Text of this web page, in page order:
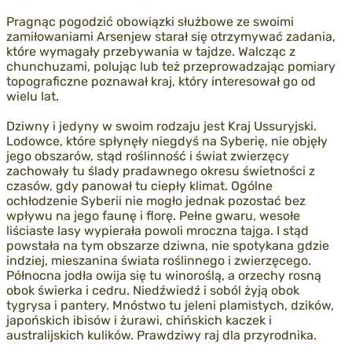
Pragnąc pogodzić obowiązki służbowe ze swoimi
zamiłowaniami Arsenjew starał się otrzymywać zadania,
które wymagały przebywania w tajdze. Walcząc z
chunchuzami, polując lub też przeprowadzając pomiary
topograficzne poznawał kraj, który interesował go od
wielu lat.
Dziwny i jedyny w swoim rodzaju jest Kraj Ussuryjski.
Lodowce, które spłynęły niegdyś na Syberię, nie objęły
jego obszarów, stąd roślinność i świat zwierzęcy
zachowały tu ślady pradawnego okresu świetności z
czasów, gdy panował tu ciepły klimat. Ogólne
ochłodzenie Syberii nie mogło jednak pozostać bez
wpływu na jego faunę i florę. Pełne gwaru, wesołe
liściaste lasy wypierała powoli mroczna tajga. I stąd
powstała na tym obszarze dziwna, nie spotykana gdzie
indziej, mieszanina świata roślinnego i zwierzęcego.
Północna jodła owija się tu winoroślą, a orzechy rosną
obok świerka i cedru. Niedźwiedź i soból żyją obok
tygrysa i pantery. Mnóstwo tu jeleni plamistych, dzików,
japońskich ibisów i żurawi, chińskich kaczek i
australijskich kulików. Prawdziwy raj dla przyrodnika.